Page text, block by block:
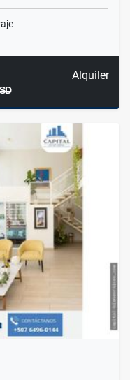
Alquiler